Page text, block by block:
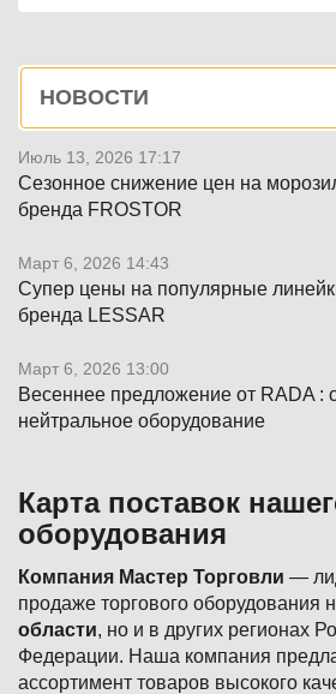
Боковая
панель
НОВОСТИ
Июль 13, 2026 17:17
Сезонное снижение цен на
бренда FROSTOR
Март 6, 2026 14:43
Супер цены на популярные
бренда LESSAR
Март 6, 2026 13:00
Весеннее предложение от RADA :
нейтральное оборудование
Карта поставок
оборудования
Компания Мастер Торговли —
продаже торгового оборудования
области, но и в других регионах
Федерации. Наша компания
ассортимент товаров высокого